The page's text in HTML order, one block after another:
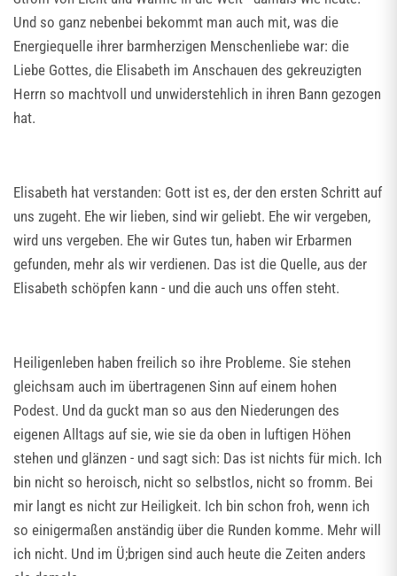
Und so ganz nebenbei bekommt man auch mit, was die
Energiequelle ihrer barmherzigen Menschenliebe war: die
Liebe Gottes, die Elisabeth im Anschauen des gekreuzigten
Herrn so machtvoll und unwiderstehlich in ihren Bann gezogen
hat.
Elisabeth hat verstanden: Gott ist es, der den ersten Schritt auf
uns zugeht. Ehe wir lieben, sind wir geliebt. Ehe wir vergeben,
wird uns vergeben. Ehe wir Gutes tun, haben wir Erbarmen
gefunden, mehr als wir verdienen. Das ist die Quelle, aus der
Elisabeth schöpfen kann - und die auch uns offen steht.
Heiligenleben haben freilich so ihre Probleme. Sie stehen
gleichsam auch im übertragenen Sinn auf einem hohen
Podest. Und da guckt man so aus den Niederungen des
eigenen Alltags auf sie, wie sie da oben in luftigen Höhen
stehen und glänzen - und sagt sich: Das ist nichts für mich. Ich
bin nicht so heroisch, nicht so selbstlos, nicht so fromm. Bei
mir langt es nicht zur Heiligkeit. Ich bin schon froh, wenn ich
so einigermaßen anständig über die Runden komme. Mehr will
ich nicht. Und im Ü;brigen sind auch heute die Zeiten anders